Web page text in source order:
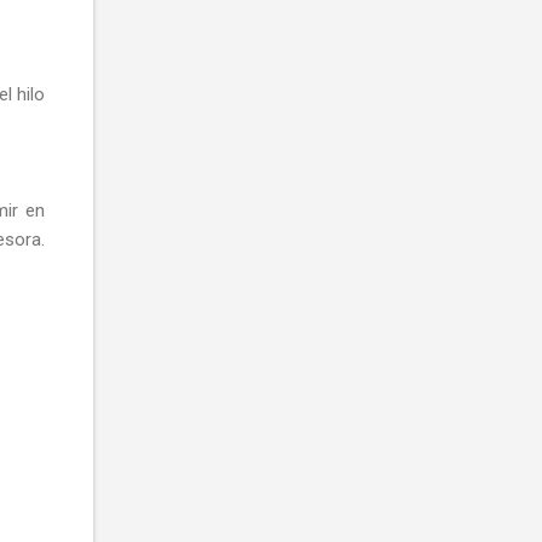
hilo
en